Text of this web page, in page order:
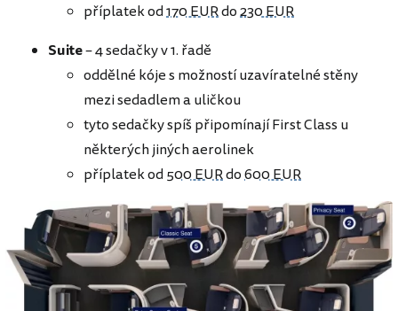
příplatek od170 EURdo230 EUR
Suite– 4 sedačky v 1. řadě
oddělné kóje s možností uzavíratelné stěny
mezi sedadlem a uličkou
tyto sedačky spíš připomínají First Class u
některých jiných aerolinek
příplatek od500 EURdo600 EUR